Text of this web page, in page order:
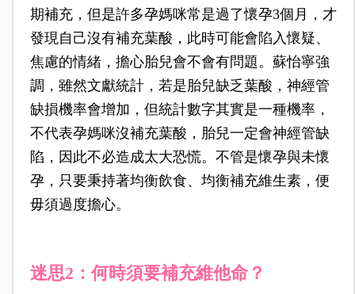
期補充，但是許多孕媽咪常是過了懷孕3個月，才
發現自己沒有補充葉酸，此時可能會陷入懷疑、
焦慮的情緒，擔心胎兒會不會有問題。蘇怡寧強
調，雖然文獻統計，若是胎兒缺乏葉酸，神經管
缺損機率會增加，但統計數字其實是一種機率，
不代表孕媽咪沒補充葉酸，胎兒一定會神經管缺
陷，因此不必造成太大恐慌。不管是懷孕與未懷
孕，只要秉持著均衡飲食、均衡補充維生素，便
毋須過度擔心。
迷思2：何時須要補充維他命？